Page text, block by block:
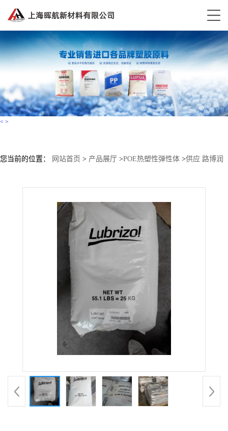
< >
您当前的位置： 网站首页 > 产品展厅 >POE热塑性弹性体 >供应 路博润